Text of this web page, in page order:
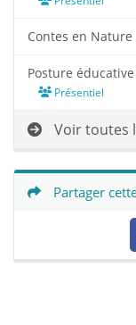
Contes en Nature
Posture
Présentiel
Voir toutes
Partager